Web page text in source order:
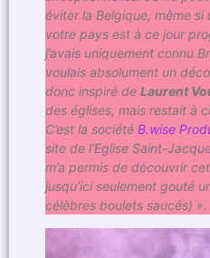
éviter la Belgique, même si
votre pays est à ce jour
j’avais uniquement connu
voulais absolument un
donc inspiré de Laurent
des églises, mais restait à
C’est la société B.wise
site de l’Eglise Saint-
m’a permis de découvrir
jusqu’ici seulement gouté
célèbres boulets saucés) ».